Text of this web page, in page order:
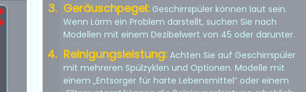
Geräuschpegel: Geschirrspüler können laut sein.
Wenn Lärm ein Problem darstellt, suchen Sie nach
Modellen mit einem Dezibelwert von 45 oder darunter.
Reinigungsleistung: Achten Sie auf Geschirrspüler
mit mehreren Spülzyklen und Optionen. Modelle mit
einem „Entsorger für harte Lebensmittel“ oder einem